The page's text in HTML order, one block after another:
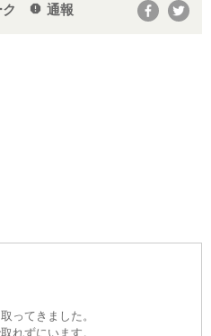
report 通報
ってきました。
れずにいます。